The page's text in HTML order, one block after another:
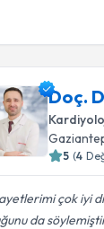
Doç.
5 (4
çok iyi
da